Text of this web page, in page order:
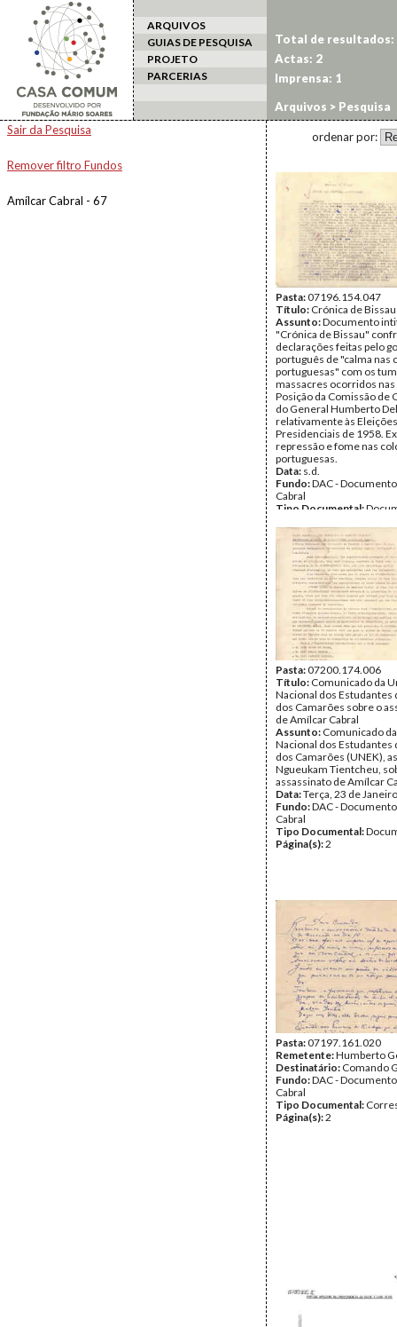
ARQUIVOS
GUIAS DE PESQUISA
PROJETO
PARCERIAS
Arquivos > Pesquisa
Sair da Pesquisa
Remover filtro Fundos
Amílcar Cabral - 67
Total de resultados:
Actas: 2
Imprensa: 1
ordenar por:
Pasta:07196.154.047
Título: Crónica de Bissau
Assunto:Documento
"Crónica de Bissau"
declarações feitas pelo
português de "calma nas
portuguesas" com os
massacres ocorridos
Posição da Comissão de
do General Humberto
relativamente às Eleições
Presidenciais de 1958.
repressão e fome nas
portuguesas.
Data: s.d.
Fundo:DAC -
Cabral
Tipo Documental:
Pasta:07200.174.006
Título: Comunicado da
Nacional dos Estudantes
dos Camarões sobre o
de Amílcar Cabral
Assunto: Comunicado
Nacional dos Estudantes
dos Camarões (UNEK),
Ngueukam Tientcheu,
assassinato de Amílcar
Data:Terça, 23 de
Fundo:DAC -
Cabral
Tipo Documental:
Página(s):2
Pasta:07197.161.020
Remetente:Humberto
Destinatário: Comando
Fundo:DAC -
Cabral
Tipo Documental:
Página(s):2